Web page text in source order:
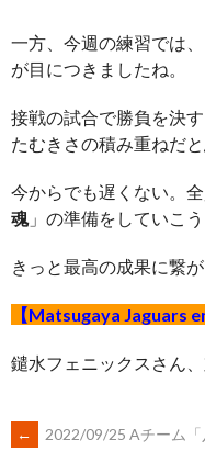
一方、今週の練習では
が目につきましたね。
接戦の試合で勝負を決
たむきさの積み重ねだと
今からでも遅くない。
魂」の準備をしていこう
きっと最高の成果に繋が
【Matsugaya Jaguars
鑓水フェニックスさん
←
2022/09/25 Aチーム「